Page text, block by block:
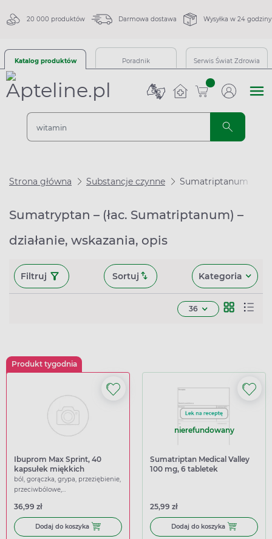
20 000 produktów Darmowa dostawa Wysyłka w 24 godziny
Katalog produktów Poradnik Serwis Świat Zdrowia
sztuk
Strona główna Substancje czynne Sumatriptanum
Sumatryptan – (łac. Sumatriptanum) –
działanie, wskazania, opis
Filtruj Sortuj Kategoria
36
Produkt tygodnia
Ibuprom Max Sprint, 40
kapsułek miękkich
ból, gorączka, grypa, przeziębienie,
przeciwbólowe,
36,99 zł
Dodaj do koszyka Dodaj do koszyka Ibuprom Max Sprint, 40 kapsułek
nierefundowany
Sumatriptan Medical Valley
100 mg, 6 tabletek
25,99 zł
Dodaj do koszyka Dodaj do